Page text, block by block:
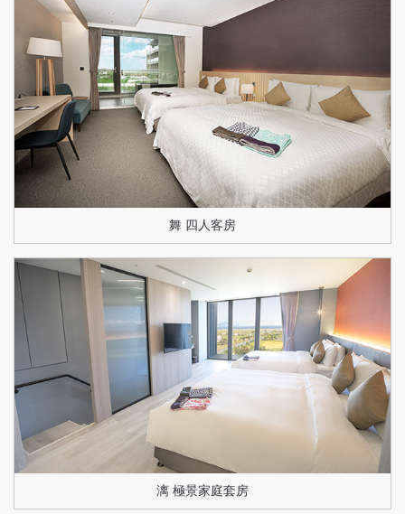
舞 四人客房
漓 極景家庭套房